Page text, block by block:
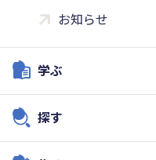
お知らせ
学ぶ
探す